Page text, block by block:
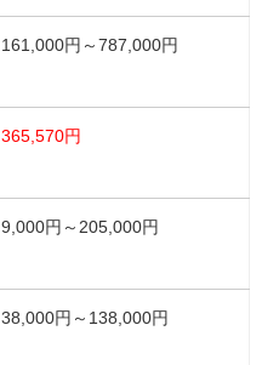
161,000円～787,000円
365,570円
9,000円～205,000円
38,000円～138,000円